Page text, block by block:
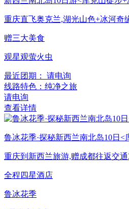
重庆直飞奥克兰,湖光山色+冰河奇
赠三大美食
观星观萤火虫
最近团期： 请电询
线路特色：纯净之旅
请电询
查看详情
鲁冰花季·探秘新西兰南北岛10日
重庆到新西兰旅游,赠成都往返交
全程四星酒店
鲁冰花季